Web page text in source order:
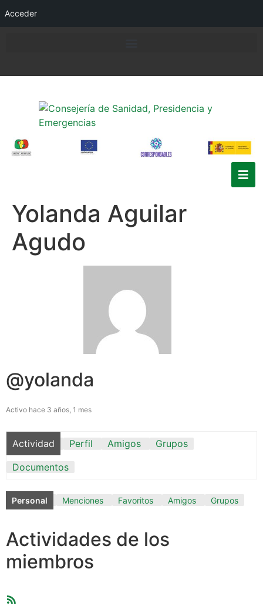
Acceder
Yolanda Aguilar
Agudo
@yolanda
Activo hace 3 años, 1 mes
Actividad Perfil Amigos
Grupos
Documentos
Personal Menciones Favoritos Amigos Grupos
Actividades de los
miembros